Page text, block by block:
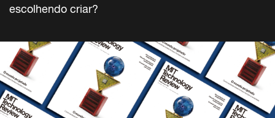
escolhendo criar?